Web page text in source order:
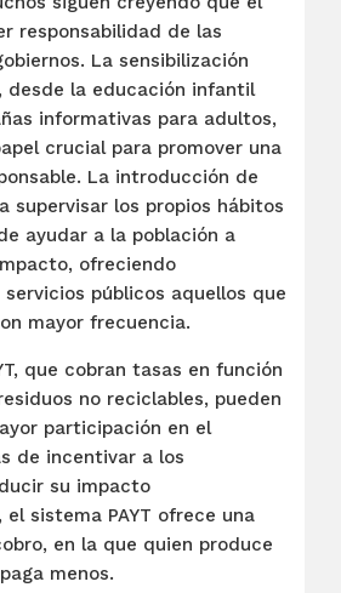
responsabilidad de las
La sensibilización
desde la educación infantil
informativas para adultos,
crucial para promover una
La introducción de
supervisar los propios hábitos
ayudar a la población a
ofreciendo
servicios públicos aquellos que
mayor frecuencia.
que cobran tasas en función
no reciclables, pueden
participación en el
de incentivar a los
su impacto
sistema PAYT ofrece una
en la que quien produce
menos.